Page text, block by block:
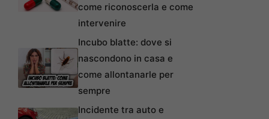
come riconoscerla e come
intervenire
Incubo blatte: dove si
nascondono in casa e
come allontanarle per
sempre
Incidente tra auto e